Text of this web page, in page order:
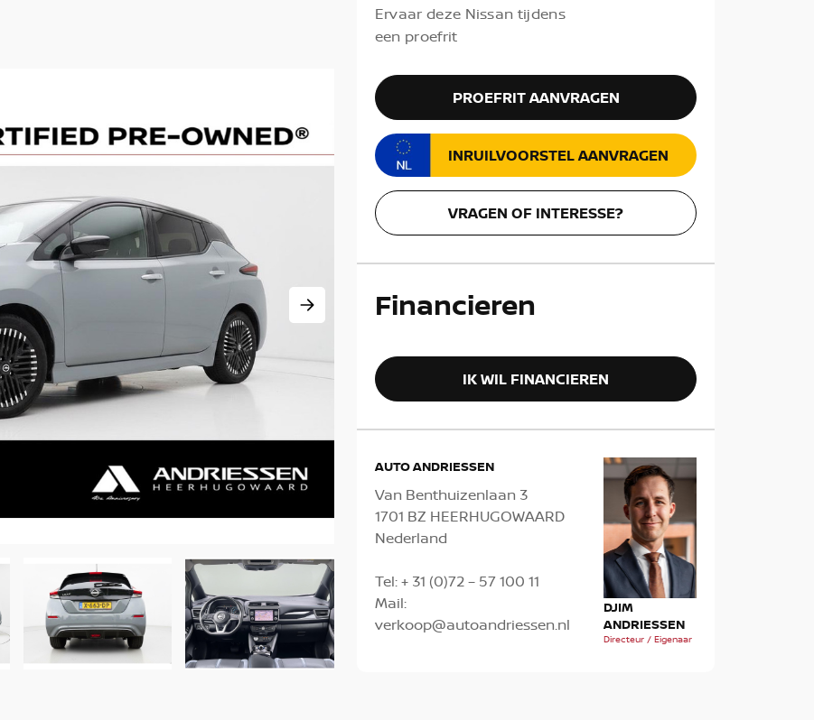
Ervaar deze Nissan tijdens
een proefrit
PROEFRIT AANVRAGEN
INRUILVOORSTEL AANVRAGEN
VRAGEN OF INTERESSE?
Financieren
IK WIL FINANCIEREN
DJIM
ANDRIESSEN
Directeur / Eigenaar
AUTO ANDRIESSEN
Van Benthuizenlaan 3
1701 BZ HEERHUGOWAARD
Nederland
Tel:+ 31 (0)72 – 57 100 11
Mail:
verkoop@autoandriessen.nl